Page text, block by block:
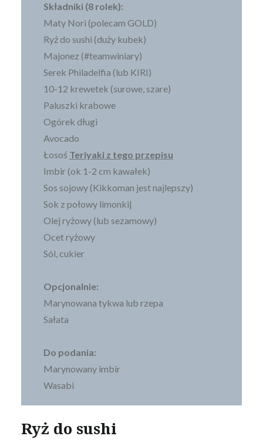
Składniki (8 rolek):
Maty Nori (polecam GOLD)
Ryż do sushi (duży kubek)
Majonez (#teamwiniary)
Serek Philadelfia (lub KIRI)
10-12 krewetek (surowe, szare)
Paluszki krabowe
Ogórek długi
Avocado
Łosoś Teriyaki z tego przepisu
Imbir (ok 1-2 cm kawałek)
Sos sojowy (Kikkoman jest najlepszy)
Sok z połowy limonki|
Olej ryżowy (lub sezamowy)
Ocet ryżowy
Sól, cukier
Opcjonalnie:
Marynowana tykwa lub rzepa
Sałata
Do podania:
Marynowany imbir
Wasabi
Ryż do sushi